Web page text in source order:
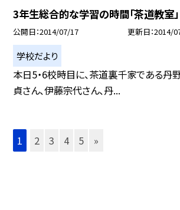
3年生総合的な学習の時間「茶道教室」
公開日 2014/07/17 更新日 2014/
学校だより
本日5・6校時目に、茶道裏千家である丹
貞さん、伊藤宗代さん、丹...
1 2 3 4 5 »